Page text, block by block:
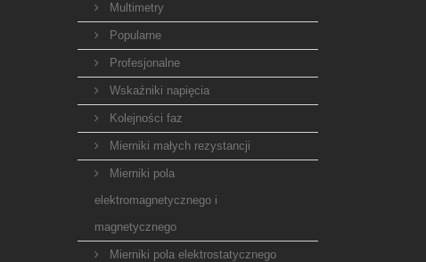
Multimetry
Popularne
Profesjonalne
Wskaźniki napięcia
Kolejności faz
Mierniki małych rezystancji
Mierniki pola
elektromagnetycznego i
magnetycznego
Mierniki pola elektrostatycznego